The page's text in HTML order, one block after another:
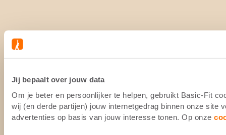
Jij bepaalt over jouw data
Om je beter en persoonlijker te helpen, gebruikt Basic-Fit
wij (en derde partijen) jouw internetgedrag binnen onze site
advertenties op basis van jouw interesse tonen. Op onze